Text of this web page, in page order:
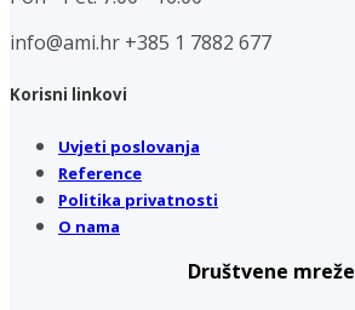
info@ami.hr +385 1 7882 677
Korisni linkovi
Uvjeti poslovanja
Reference
Politika privatnosti
O nama
Društvene mreže